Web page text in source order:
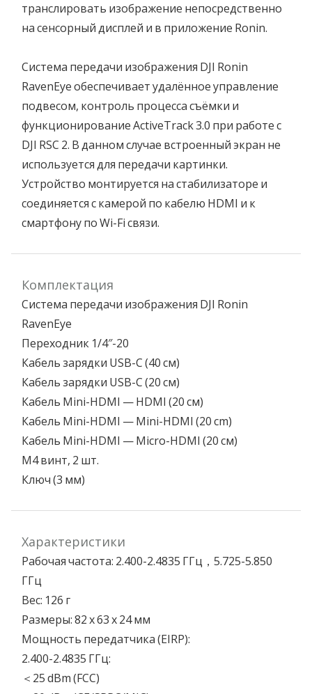
транслировать изображение непосредственно
на сенсорный дисплей и в приложение Ronin.
Система передачи изображения DJI Ronin
RavenEye обеспечивает удалённое управление
подвесом, контроль процесса съёмки и
функционирование ActiveTrack 3.0 при работе с
DJI RSC 2. В данном случае встроенный экран не
используется для передачи картинки.
Устройство монтируется на стабилизаторе и
соединяется с камерой по кабелю HDMI и к
смартфону по Wi-Fi связи.
Комплектация
Система передачи изображения DJI Ronin
RavenEye
Переходник 1/4″-20
Кабель зарядки USB-C (40 см)
Кабель зарядки USB-C (20 см)
Кабель Mini-HDMI — HDMI (20 см)
Кабель Mini-HDMI — Mini-HDMI (20 cm)
Кабель Mini-HDMI — Micro-HDMI (20 см)
M4 винт, 2 шт.
Ключ (3 мм)
Характеристики
Рабочая частота: 2.400-2.4835 ГГц，5.725-5.850
ГГц
Вес: 126 г
Размеры: 82 x 63 x 24 мм
Мощность передатчика (EIRP):
2.400-2.4835 ГГц:
＜25 dBm (FCC)